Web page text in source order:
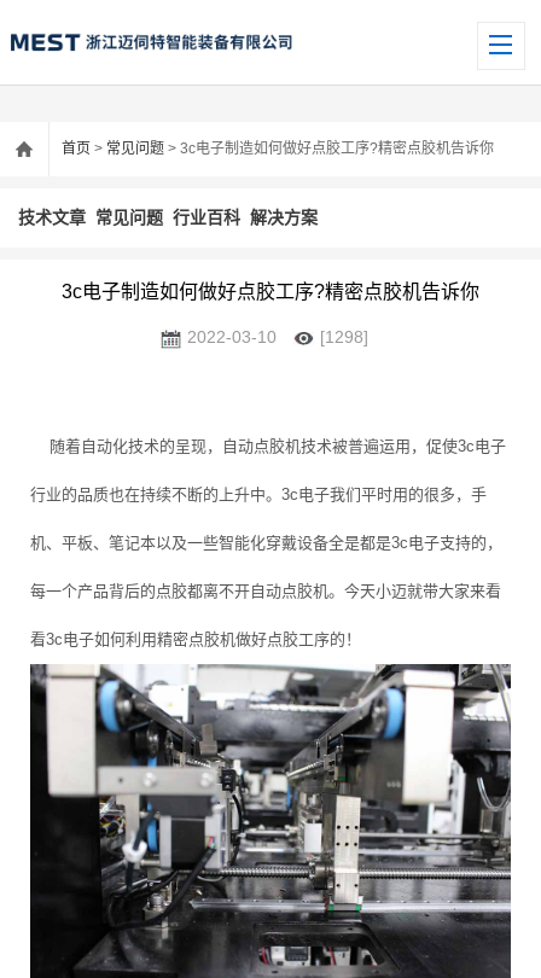
首页 > 常见问题 > 3c电子制造如何做好点胶工序?精密点胶机告诉你
技术文章 常见问题 行业百科 解决方案
3c电子制造如何做好点胶工序?精密点胶机告诉你
2022-03-10 [1298]
随着自动化技术的呈现，自动点胶机技术被普遍运用，促使3c电子
行业的品质也在持续不断的上升中。3c电子我们平时用的很多，手
机、平板、笔记本以及一些智能化穿戴设备全是都是3c电子支持的，
每一个产品背后的点胶都离不开自动点胶机。今天小迈就带大家来看
看3c电子如何利用精密点胶机做好点胶工序的！